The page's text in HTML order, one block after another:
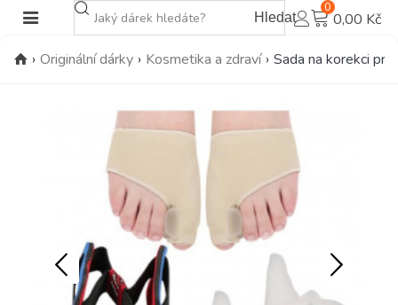
Hledat
0
0,00 Kč
› Originální dárky › Kosmetika a zdraví › Sada na korekci